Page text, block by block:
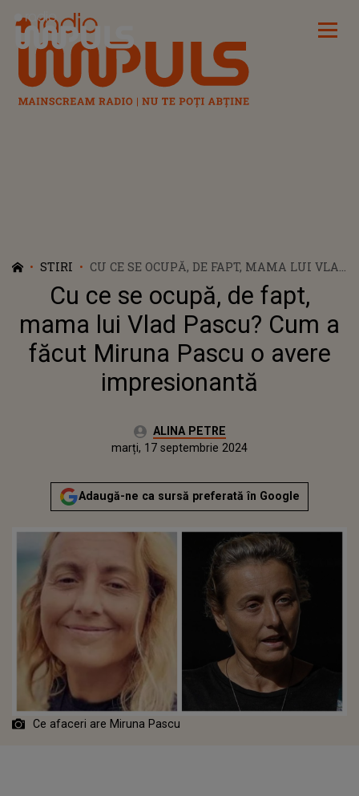
Radio Impuls
STIRI
CU CE SE OCUPĂ, DE FAPT, MAMA LUI VLAD
PASCU? CUM A FĂCUT MIRUNA PASCU O
AVERE IMPRESIONANTĂ
Cu ce se ocupă, de fapt,
mama lui Vlad Pascu? Cum a
făcut Miruna Pascu o avere
impresionantă
Autor:ALINA PETRE
duminică, 17 septembrie 2023
Actualizat:
marți, 17 septembrie 2024
Adaugă-ne ca sursă preferată în Google
Ce afaceri are Miruna Pascu